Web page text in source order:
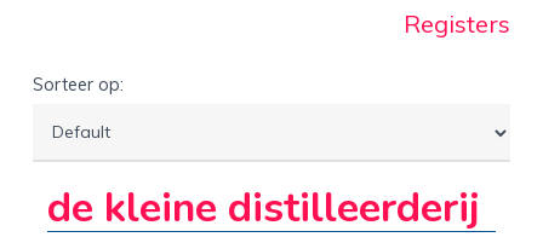
Registers
Sorteer op:
de kleine distilleerderij